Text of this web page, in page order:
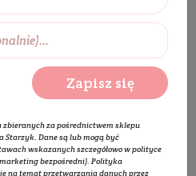
Zapisz się
za pośrednictwem sklepu
Starzyk. Dane są lub mogą być
wskazanych szczegółowo wpolityce
bezpośredni). Polityka
na temat przetwarzania danych przez